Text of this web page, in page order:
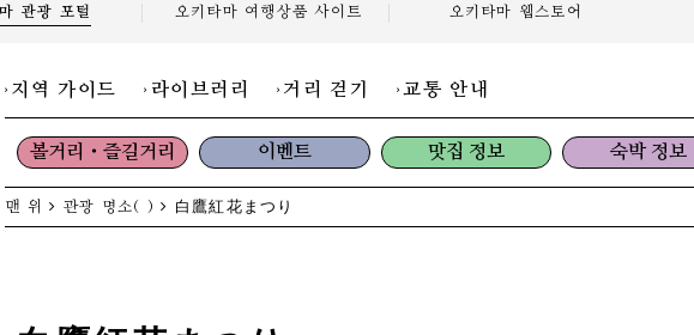
관광 포털 오키타마 여행상품 사이트 오키타마 웹스토어
지역 가이드 라이브러리 거리 걷기 교통 안내
볼거리・즐길거리 이벤트 맛집 정보 숙박 정보
맨 위 관광 명소( ) 白鷹紅花まつり